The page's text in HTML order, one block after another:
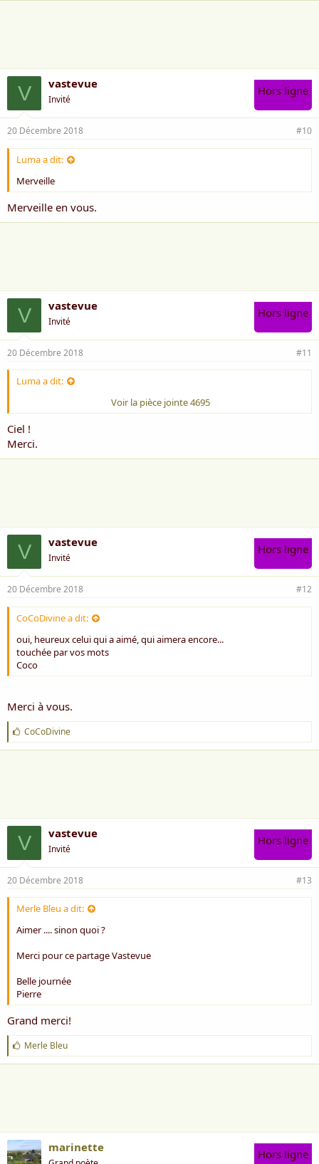
V vastevue
Invité
Hors ligne
20 Décembre 2018 #10
Luma a dit:
Merveille
Merveille en vous.
V vastevue
Invité
Hors ligne
20 Décembre 2018 #11
Luma a dit:
Voir la pièce jointe 4695
Ciel !
Merci.
V vastevue
Invité
Hors ligne
20 Décembre 2018 #12
CoCoDivine a dit:
oui, heureux celui qui a aimé, qui aimera encore...
touchée par vos mots
Coco
Merci à vous.
J
'
a
CoCoDivine
V vastevue
Invité
Hors ligne
20 Décembre 2018 #13
Merle Bleu a dit:
Aimer .... sinon quoi ?
Merci pour ce partage Vastevue
Belle journée
Pierre
Grand merci!
J
'
a
Merle Bleu
marinette Hors ligne